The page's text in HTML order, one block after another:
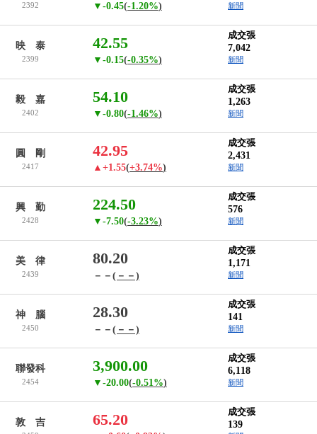
2392 ▼-0.45(-1.20%) 新聞
映 泰
2399
42.55
▼-0.15(-0.35%)
成交張
7,042
新聞
毅 嘉
2402
54.10
▼-0.80(-1.46%)
成交張
1,263
新聞
圓 剛
2417
42.95
▲+1.55(+3.74%)
成交張
2,431
新聞
興 勤
2428
224.50
▼-7.50(-3.23%)
成交張
576
新聞
美 律
2439
80.20
－－ (－－)
成交張
1,171
新聞
神 腦
2450
28.30
－－ (－－)
成交張
141
新聞
聯發科
2454
3,900.00
▼-20.00(-0.51%)
成交張
6,118
新聞
敦 吉 65.20 成交張
139